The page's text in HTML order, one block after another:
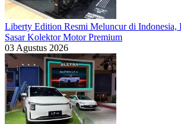
Liberty Edition Resmi Meluncur di Indonesia,
Sasar Kolektor Motor Premium
03 Agustus 2026